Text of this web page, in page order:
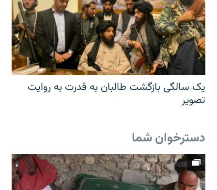
یک سالگی بازگشت طالبان به قدرت به روایت
تصویر
دسترخوان شما